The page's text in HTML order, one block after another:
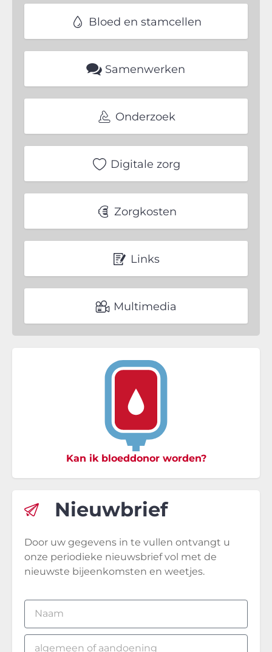
Bloed en stamcellen
Samenwerken
Onderzoek
Digitale zorg
Zorgkosten
Links
Multimedia
Kan ik bloeddonor worden?
Nieuwbrief
Door uw gegevens in te vullen ontvangt u
onze periodieke nieuwsbrief vol met de
nieuwste bijeenkomsten en weetjes.